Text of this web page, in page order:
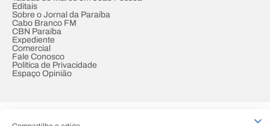
Editais
Sobre o Jornal da Paraíba
Cabo Branco FM
CBN Paraíba
Expediente
Comercial
Fale Conosco
Política de Privacidade
Espaço Opinião